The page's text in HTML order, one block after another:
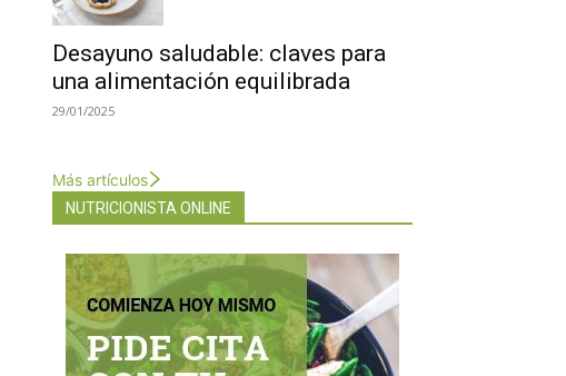
Desayuno saludable: claves para
una alimentación equilibrada
29/01/2025
Más artículos
NUTRICIONISTA ONLINE